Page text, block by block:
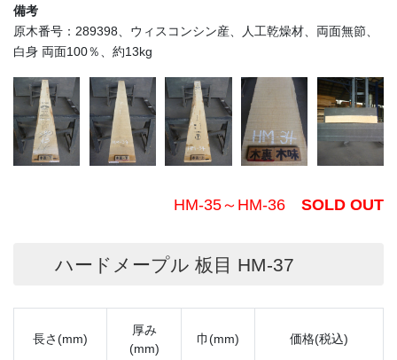
備考
原木番号：289398、ウィスコンシン産、人工乾燥材、両面無節、
白身 両面100％、約13kg
HM-35～HM-36 SOLD OUT
ハードメープル 板目 HM-37
長さ(mm)
厚み
(mm)
巾(mm) 価格(税込)